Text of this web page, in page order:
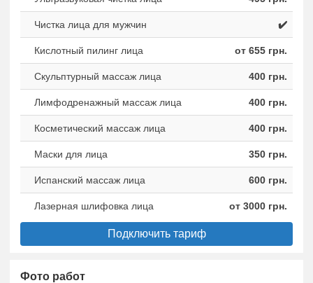
Чистка лица для мужчин ✔️
Кислотный пилинг лица от 655 грн.
Скульптурный массаж лица 400 грн.
Лимфодренажный массаж лица 400 грн.
Косметический массаж лица 400 грн.
Маски для лица 350 грн.
Испанский массаж лица 600 грн.
Лазерная шлифовка лица от 3000 грн.
Подключить тариф
Фото работ